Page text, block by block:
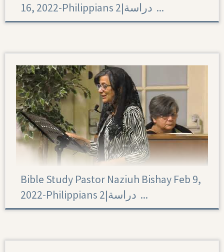
16, 2022-Philippians 2|‏ دراسة ...
Bible Study Pastor Naziuh Bishay Feb 9,
2022-Philippians 2|‏ دراسة ...